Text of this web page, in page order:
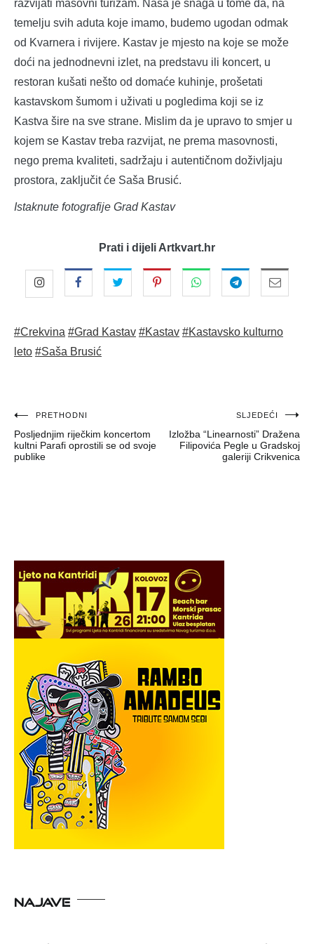
razvijati masovni turizam. Naša je snaga u tome da, na
temelju svih aduta koje imamo, budemo ugodan odmak
od Kvarnera i rivijere. Kastav je mjesto na koje se može
doći na jednodnevni izlet, na predstavu ili koncert, u
restoran kušati nešto od domaće kuhinje, prošetati
kastavskom šumom i uživati u pogledima koji se iz
Kastva šire na sve strane. Mislim da je upravo to smjer u
kojem se Kastav treba razvijat, ne prema masovnosti,
nego prema kvaliteti, sadržaju i autentičnom doživljaju
prostora, zaključit će Saša Brusić.
Istaknute fotografije Grad Kastav
Prati i dijeli Artkvart.hr
#Crekvina #Grad Kastav #Kastav #Kastavsko kulturno
leto #Saša Brusić
Navigacija
objava
PRETHODNI
Posljednjim riječkim koncertom
kultni Parafi oprostili se od svoje
publike
SLJEDEĆI
Izložba “Linearnosti” Dražena
Filipovića Pegle u Gradskoj
galeriji Crikvenica
NAJAVE